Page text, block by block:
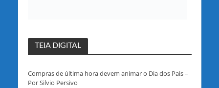
TEIA DIGITAL
Compras de última hora devem animar o Dia dos Pais –
Por Silvio Persivo